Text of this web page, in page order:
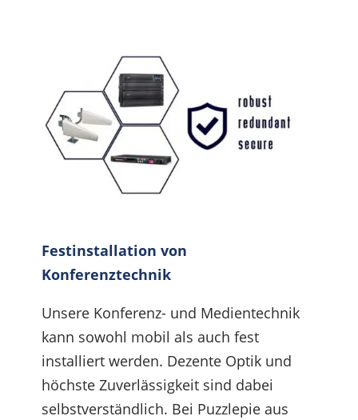
Festinstallation von
Konferenztechnik
Unsere Konferenz- und Medientechnik
kann sowohl mobil als auch fest
installiert werden. Dezente Optik und
höchste Zuverlässigkeit sind dabei
selbstverständlich. Bei Puzzlepie aus